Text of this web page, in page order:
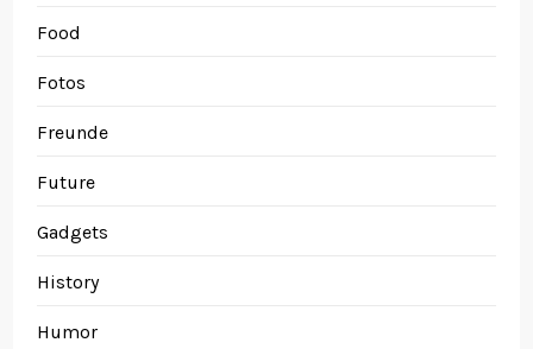
Food
Fotos
Freunde
Future
Gadgets
History
Humor